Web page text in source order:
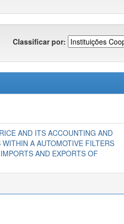
Classificar por:
AND ITS ACCOUNTING AND
WITHIN A AUTOMOTIVE FILTERS
AND EXPORTS OF